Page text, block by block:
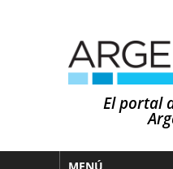
El portal